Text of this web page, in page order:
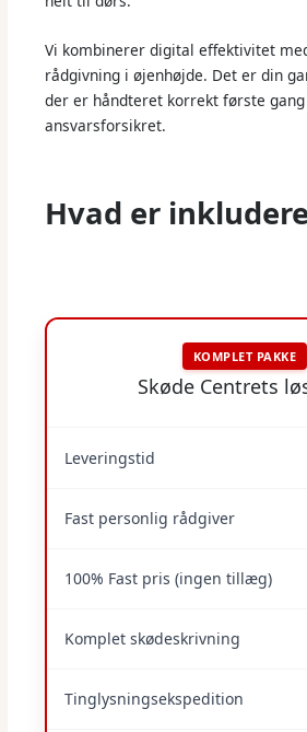
Vi kombinerer digital effektivitet
rådgivning i øjenhøjde. Det er din
der er håndteret korrekt første
ansvarsforsikret.
Hvad er
KOMPLET PAKKE
Skøde Centrets
Leveringstid
Fast personlig rådgiver
100% Fast pris (ingen tillæg)
Komplet skødeskrivning
Tinglysningsekspedition